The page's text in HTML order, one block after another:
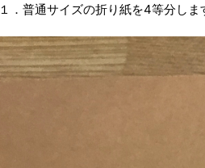
１．普通サイズの折り紙を4等分しま